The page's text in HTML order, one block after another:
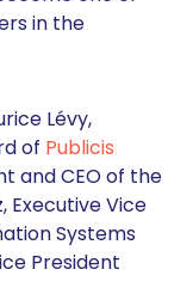
in the
Lévy,
of Publicis
and CEO of the
Executive Vice
Systems
President